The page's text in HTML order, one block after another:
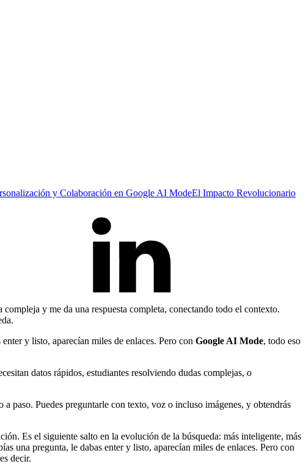
y Colaboración en Google AI ModeEl Impacto Revolucionario
y me da una respuesta completa, conectando todo el contexto.
y listo, aparecían miles de enlaces. Pero con Google AI Mode, todo eso
datos rápidos, estudiantes resolviendo dudas complejas, o
paso. Puedes preguntarle con texto, voz o incluso imágenes, y obtendrás
Es el siguiente salto en la evolución de la búsqueda: más inteligente, más
una pregunta, le dabas enter y listo, aparecían miles de enlaces. Pero con
decir.